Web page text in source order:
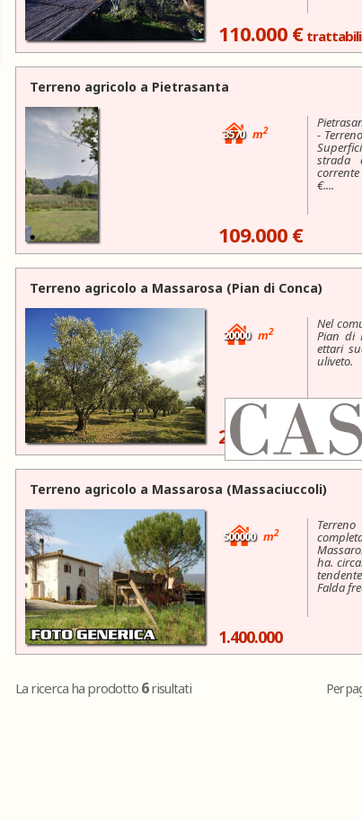
110.000 € trattabili
Terreno agricolo a Pietrasanta
3570 m2 -
strada
€....
109.000 €
Terreno agricolo a Massarosa (Pian di Conca)
20000 m2 Nel
Pian di
ettari
uliveto.
200.000 €
Terreno agricolo a Massarosa (Massaciuccoli)
500000 m2
ha.
Falda
1.400.000
La ricerca ha prodotto 6risultati Per